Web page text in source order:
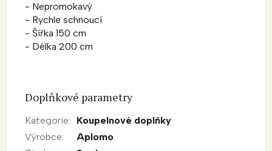
- Nepromokavý
- Rychle schnoucí
- Šířka 150 cm
- Délka 200 cm
Doplňkové parametry
Kategorie:
Koupelnové doplňky
Výrobce:
Aplomo